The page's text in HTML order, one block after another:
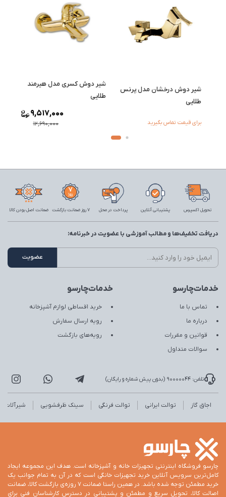
شیر دوش درخشان مدل پرنس
طلایی
برای قیمت تماس بگیرید
شیر دوش کسری مدل هیرمند
طلایی
12,690,000
9,517,000
تحویل اکسپرس پشتیبانی آنلاین پرداخت در محل 7 روز ضمانت بازگشت ضمانت اصل بودن کالا
خدمات‌چارسو
تماس با ما
درباره ما
قوانین و مقررات
سوالات متداول
خدمات‌چارسو
خرید اقساطی لوازم آشپزخانه
رویه ارسال سفارش
رویه‌های بازگشت
دریافت تخفیف‌ها و مطالب آموزشی با عضویت در خبرنامه:
تلفن: 90000044 (بدون پیش شماره و رایگان)
اجاق گاز توالت ایرانی توالت فرنگی سینک ظرفشویی شیرآلات
چارسو فروشگاه اینترنتی تجهیزات خانه و آشپزخانه است. هدف این مجموعه ایجاد
کامل‌ترین سرویس آنلاین خرید تجهیزات خانگی است که در آن به تمام جوانب یک
خرید مطمئن توجه شده باشد. در همین راستا ضمانت 7 روزه‌ی بازگشت کالا، ضمانت
اصالت کالا، تحویل سریع و مطمئن و پشتیبانی در دسترس کارشناسان فنی برای